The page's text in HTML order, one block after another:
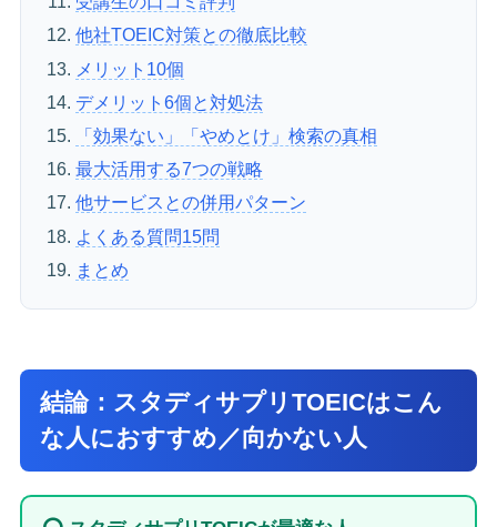
他社TOEIC対策との徹底比較
メリット10個
デメリット6個と対処法
「効果ない」「やめとけ」検索の真相
最大活用する7つの戦略
他サービスとの併用パターン
よくある質問15問
まとめ
結論：スタディサプリTOEICはこん
な人におすすめ／向かない人